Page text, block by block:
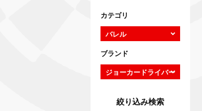
カテゴリ
ブランド
絞り込み検索